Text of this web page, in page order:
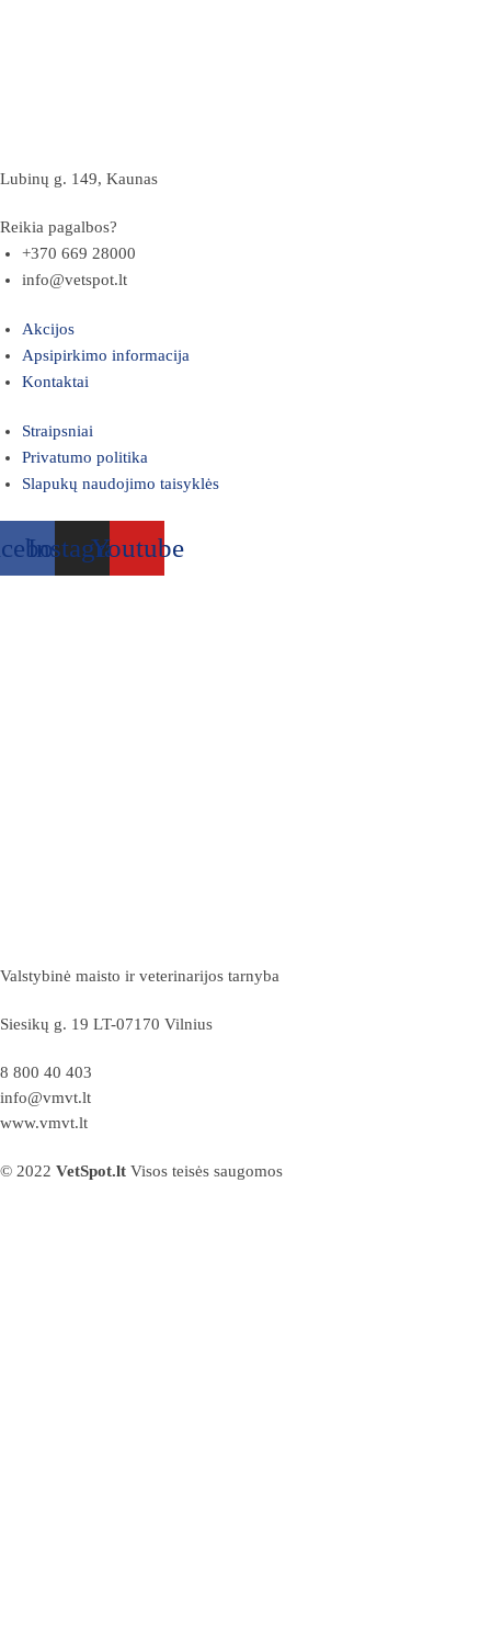
Lubinų g. 149, Kaunas
Reikia pagalbos?
+370 669 28000
info@vetspot.lt
Akcijos
Apsipirkimo informacija
Kontaktai
Straipsniai
Privatumo politika
Slapukų naudojimo taisyklės
InstagramYoutube
Valstybinė maisto ir veterinarijos tarnyba
Siesikų g. 19 LT-07170 Vilnius
8 800 40 403
info@vmvt.lt
www.vmvt.lt
© 2022 VetSpot.lt Visos teisės saugomos